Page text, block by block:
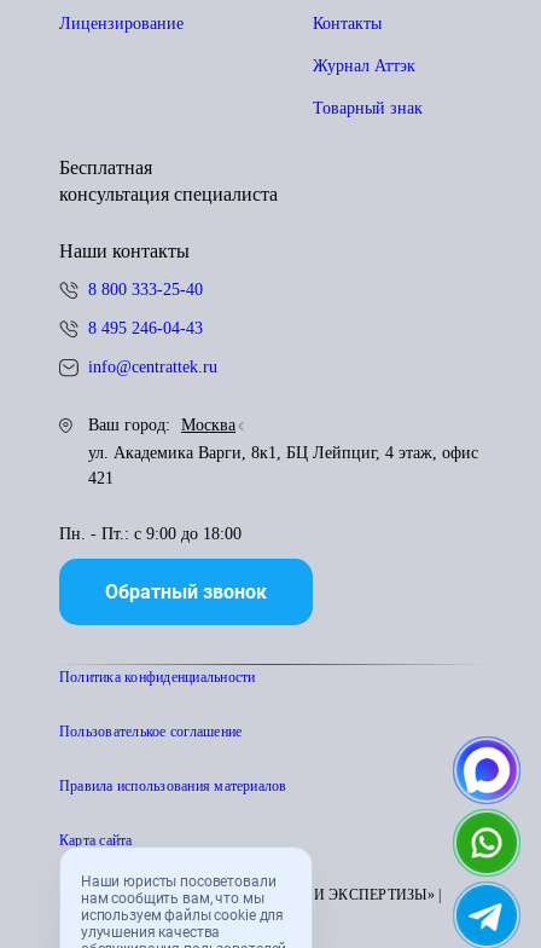
Наши юристы посоветовали
нам сообщить вам, что мы
используем файлы cookie для
улучшения качества
Контакты
Журнал Аттэк
Товарный знак
Лицензирование
Бесплатная
консультация специалиста
Наши контакты
8 800 333-25-40
8 495 246-04-43
info@centrattek.ru
Ваш город:
Москва
ул. Академика Варги, 8к1, БЦ Лейпциг, 4 этаж, офис
421
Пн. - Пт.: с 9:00 до 18:00
Обратный звонок
Политика конфиденциальности
Пользователькое соглашение
Правила использования материалов
Карта сайта
© 1995 - 2026 «ЦЕНТР АТТЕСТАЦИИ И ЭКСПЕРТИЗЫ» |
CENTRATTEK.RU